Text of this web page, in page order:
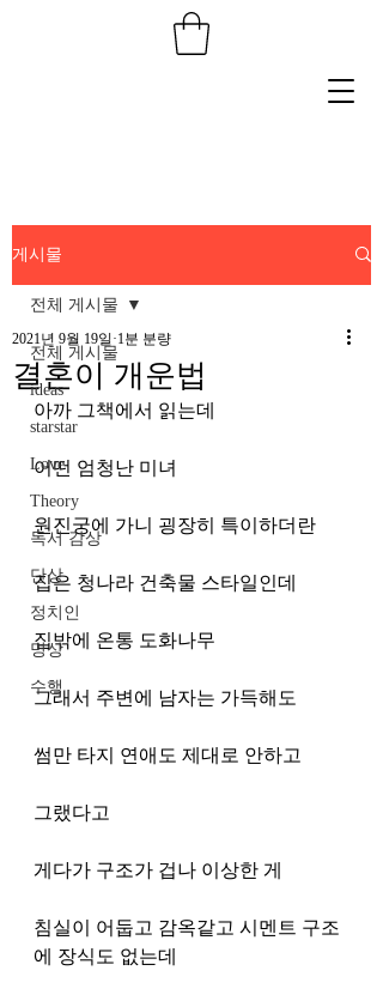
게시물
전체 게시물
ideas
starstar
Love
Theory
독서 감상
단상
정치인
명상
수행
전체 게시물
결혼이 개운법
2021년 9월 19일 1분 분량
아까 그책에서 읽는데
어떤 엄청난 미녀
원진궁에 가니 굉장히 특이하더란
집은 청나라 건축물 스타일인데
집밖에 온통 도화나무
그래서 주변에 남자는 가득해도
썸만 타지 연애도 제대로 안하고
그랬다고
게다가 구조가 겁나 이상한 게
침실이 어둡고 감옥같고 시멘트 구조
에 장식도 없는데